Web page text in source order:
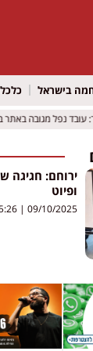
בישראל
עובד נפל מגובה באתר
עובד נפל מגובה באתר
ירוחם: חגיגה
ופיוט
09/10/2025